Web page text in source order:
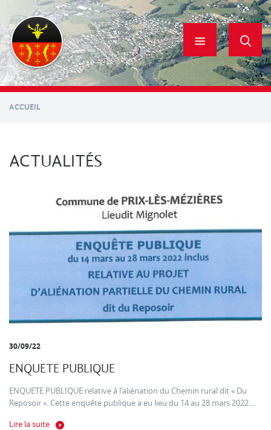
contenu
principal
ACCUEIL
ACTUALITÉS
30/09/22
ENQUETE PUBLIQUE
ENQUETE PUBLIQUE relative à l’aliénation du Chemin rural dit « Du
Reposoir ». Cette enquête publique a eu lieu du 14 au 28 mars 2022....
Lire la suite